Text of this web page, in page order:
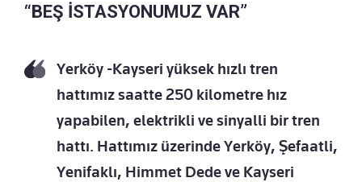
“BEŞ İSTASYONUMUZ VAR”
Yerköy -Kayseri yüksek hızlı tren
hattımız saatte 250 kilometre hız
yapabilen, elektrikli ve sinyalli bir tren
hattı. Hattımız üzerinde Yerköy, Şefaatli,
Yenifaklı, Himmet Dede ve Kayseri